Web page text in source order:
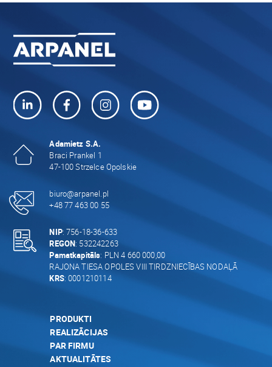
Adamietz S.A.
Braci Prankel 1
47-100 Strzelce Opolskie
biuro@arpanel.pl
+48 77 463 00 55
NIP: 756-18-36-633
REGON: 532242263
Pamatkapitāls: PLN 4 660 000,00
RAJONA TIESA OPOLES VIII TIRDZNIECĪBAS NODAĻĀ
KRS: 0001210114
PRODUKTI
REALIZĀCIJAS
PAR FIRMU
AKTUALITĀTES